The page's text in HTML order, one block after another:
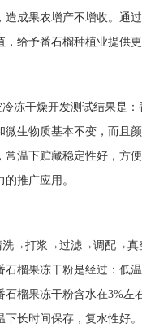
成果农增产不增收。通
给予番石榴种植业提供
干燥开发测试结果是：
生物质基本不变，而且
温下贮藏稳定性好，方
推广应用。
→打浆→过滤→调配→真
榴果冻干粉是经过：低
榴果冻干粉含水在3%左
长时间保存，复水性好。